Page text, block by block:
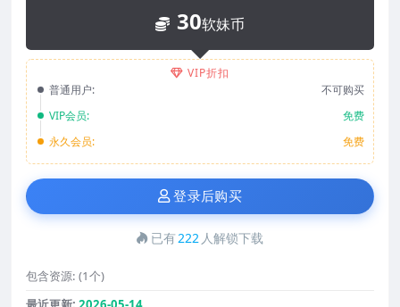
30软妹币
VIP折扣
普通用户:
不可购买
VIP会员:
免费
永久会员:
免费
登录后购买
已有222 人解锁下载
包含资源: (1个)